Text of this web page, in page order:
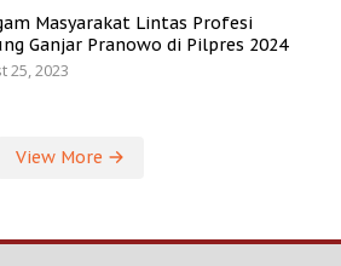
Masyarakat Lintas Profesi
Ganjar Pranowo di Pilpres 2024
25, 2023
View More